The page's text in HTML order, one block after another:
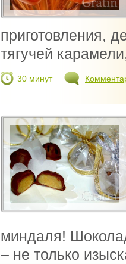
приготовления,
тягучей
30 минут
миндаля!
– не только